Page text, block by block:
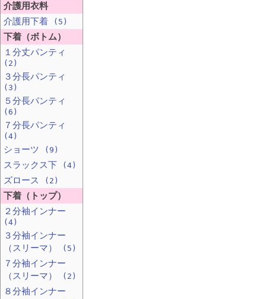
介護用衣料
介護用下着
(5)
下着（ボトム）
１分丈パンティ
(2)
３分長パンティ
(3)
５分長パンティ
(6)
７分長パンティ
(4)
ショーツ (9)
スラックス下 (4)
ズロース (2)
下着（トップ）
２分袖インナー
(4)
３分袖インナー
（スリーマ）
(5)
７分袖インナー
（スリーマ）
(2)
８分袖インナー